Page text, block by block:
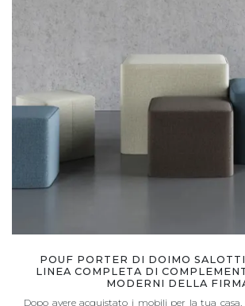
POUF PORTER DI DOIMO
LINEA COMPLETA DI
MODERNI DELLA
Dopo avere acquistato i mobili per la tua